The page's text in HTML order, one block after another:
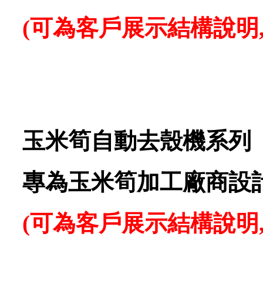
(可為客戶展示結構說明
玉米筍自動去殼機系列
專為玉米筍加工廠商設
(可為客戶展示結構說明